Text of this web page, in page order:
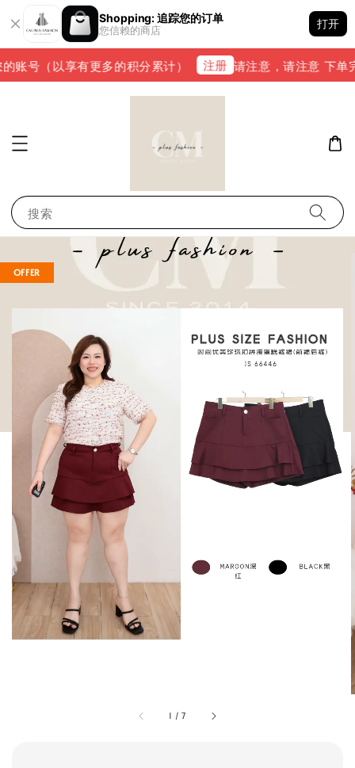
Shopping: 追踪您的订单
您信赖的商店
打开
账号（以享有更多的积分累计） 注册 请注意，请注意 下单
搜索
1 /7
OFFER